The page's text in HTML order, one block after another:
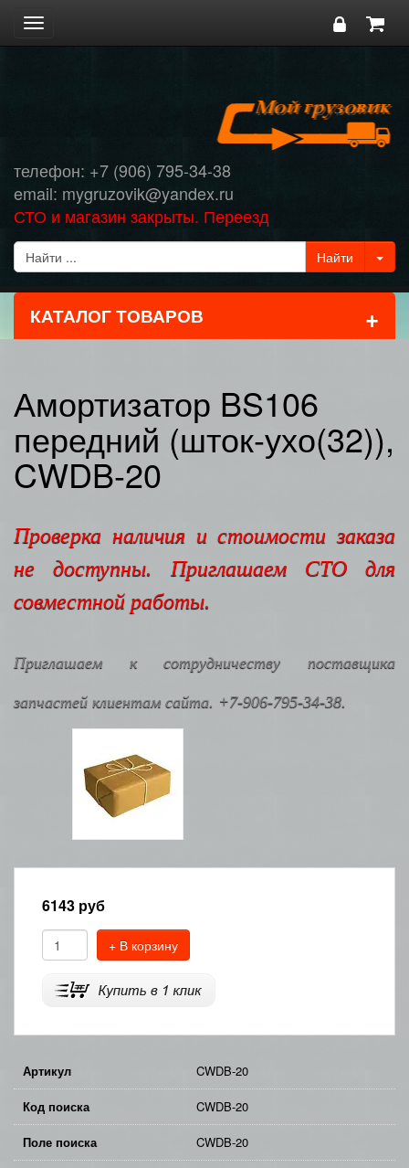
Toggle
navigation
телефон: +7 (906) 795-34-38
email: mygruzovik@yandex.ru
СТО и магазин закрыты. Переезд
КАТАЛОГ ТОВАРОВ +
Амортизатор BS106
передний (шток-ухо(32)),
CWDB-20
Проверка наличия и стоимости заказа
не доступны. Приглашаем СТО для
совместной работы.
Приглашаем к сотрудничеству поставщика
запчастей клиентам сайта. +7-906-795-34-38.
6143 руб
+ В корзину
Артикул CWDB-20
Код поиска CWDB-20
Поле поиска CWDB-20